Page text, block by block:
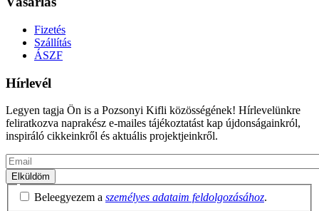
Fizetés
Szállítás
ÁSZF
Hírlevél
Legyen tagja Ön is a Pozsonyi Kifli közösségének! Hírlevelünkre
feliratkozva naprakész e-mailes tájékoztatást kap újdonságainkról,
inspiráló cikkeinkről és aktuális projektjeinkről.
Email
Adatvédelmi
irányelvek
Beleegyezem a személyes adataim feldolgozásához.